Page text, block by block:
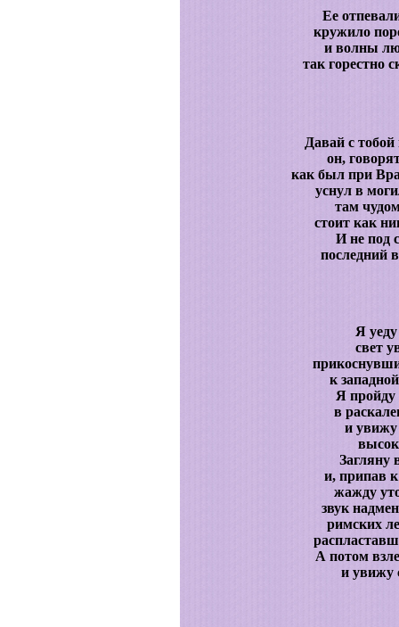
Ее
кружило
и волны
так горестно
Давай с
он,
как был при
уснул в
там
стоит как
И не под
последний
Я
свет
к
Я пройду
в
и увижу
Загляну
и, припав
жажду
звук
римских
А потом
и увижу